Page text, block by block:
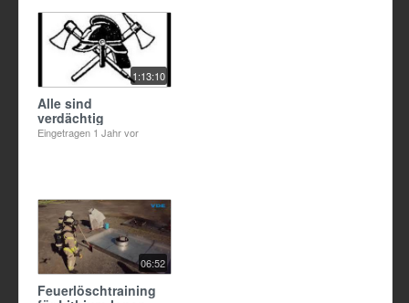
1:13:10
Alle sind
verdächtig
Eingetragen 1 Jahr vor
06:52
Feuerlöschtraining